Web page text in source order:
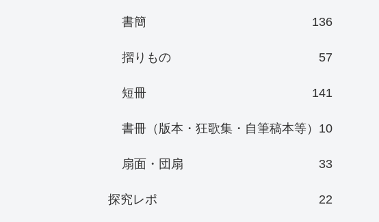
書簡 136
摺りもの 57
短冊 141
書冊（版本・狂歌集・自筆稿本等） 10
扇面・団扇 33
探究レポ 22